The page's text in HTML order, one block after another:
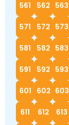
561 562 563
571 572 573
581 582 583
591 592 593
601 602 603
611 612 613